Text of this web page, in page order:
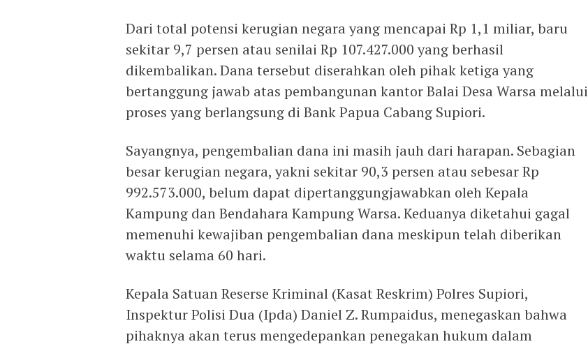
Dari total potensi kerugian negara yang mencapai Rp 1,1 miliar, baru
sekitar 9,7 persen atau senilai Rp 107.427.000 yang berhasil
dikembalikan. Dana tersebut diserahkan oleh pihak ketiga yang
bertanggung jawab atas pembangunan kantor Balai Desa Warsa melalui
proses yang berlangsung di Bank Papua Cabang Supiori.
Sayangnya, pengembalian dana ini masih jauh dari harapan. Sebagian
besar kerugian negara, yakni sekitar 90,3 persen atau sebesar Rp
992.573.000, belum dapat dipertanggungjawabkan oleh Kepala
Kampung dan Bendahara Kampung Warsa. Keduanya diketahui gagal
memenuhi kewajiban pengembalian dana meskipun telah diberikan
waktu selama 60 hari.
Kepala Satuan Reserse Kriminal (Kasat Reskrim) Polres Supiori,
Inspektur Polisi Dua (Ipda) Daniel Z. Rumpaidus, menegaskan bahwa
pihaknya akan terus mengedepankan penegakan hukum dalam